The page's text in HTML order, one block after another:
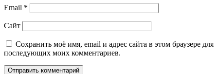
Email *
Сайт
Сохранить моё имя, email и адрес сайта в этом браузере для
последующих моих комментариев.